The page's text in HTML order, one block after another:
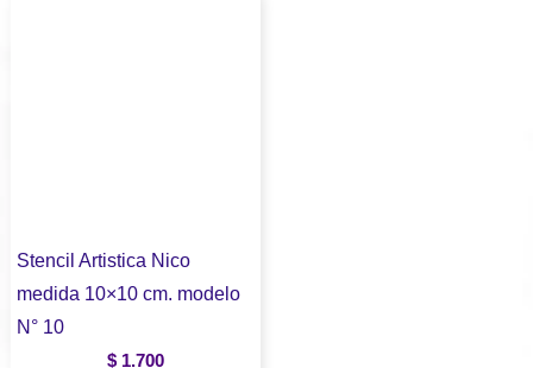
Stencil Artistica Nico
medida 10×10 cm. modelo
N° 10
$ 1.700